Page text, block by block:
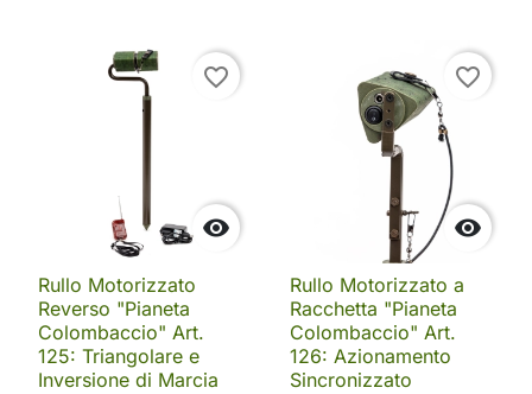

favorite_border
Rullo Motorizzato
Reverso "Pianeta
Colombaccio" Art.
125: Triangolare e
Inversione di Marcia

favorite_border
Rullo Motorizzato a
Racchetta "Pianeta
Colombaccio" Art.
126: Azionamento
Sincronizzato